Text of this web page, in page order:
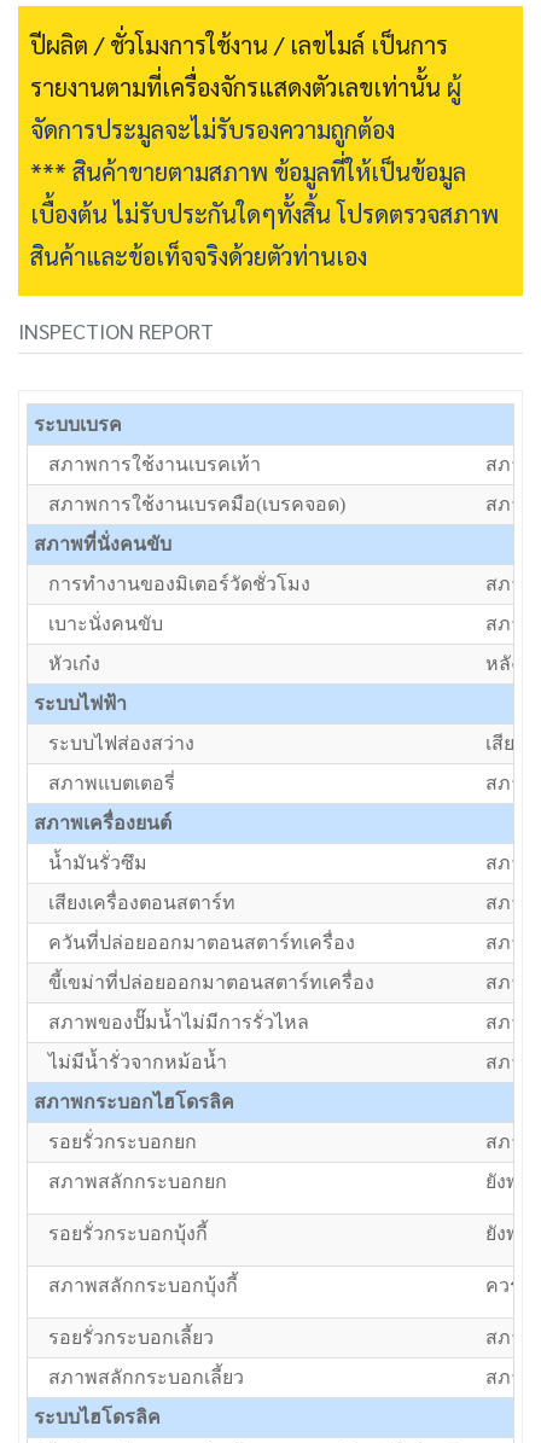
ปีผลิต / ชั่วโมงการใช้งาน / เลขไมล์ เป็นการ
รายงานตามที่เครื่องจักรแสดงตัวเลขเท่านั้น ผู้
จัดการประมูลจะไม่รับรองความถูกต้อง
*** สินค้าขายตามสภาพ ข้อมูลที่ให้เป็นข้อมูล
เบื้องต้น ไม่รับประกันใดๆทั้งสิ้น โปรดตรวจสภาพ
สินค้าและข้อเท็จจริงด้วยตัวท่านเอง
INSPECTION REPORT
ระบบเบรค
สภาพการใช้งานเบรคเท้า
สภาพ
สภาพการใช้งานเบรคมือ(เบรคจอด)
สภาพ
สภาพที่นั่งคนขับ
การทำงานของมิเตอร์วัดชั่วโมง
สภาพ
เบาะนั่งคนขับ
สภาพ
หัวเก๋ง
หลังค
ระบบไฟฟ้า
ระบบไฟส่องสว่าง
เสีย/ต้
สภาพแบตเตอรี่
สภาพ
สภาพเครื่องยนต์
น้ำมันรั่วซึม
สภาพ
เสียงเครื่องตอนสตาร์ท
สภาพ
ควันที่ปล่อยออกมาตอนสตาร์ทเครื่อง
สภาพ
ขี้เขม่าที่ปล่อยออกมาตอนสตาร์ทเครื่อง
สภาพ
สภาพของปั๊มน้ำไม่มีการรั่วไหล
สภาพ
ไม่มีน้ำรั่วจากหม้อน้ำ
สภาพ
สภาพกระบอกไฮโดรลิค
รอยรั่วกระบอกยก
สภาพ
สภาพสลักกระบอกยก
ยังพอ
รอยรั่วกระบอกบุ้งกี้ ยังพอ
สภาพสลักกระบอกบุ้งกี้ ควรซ่
รอยรั่วกระบอกเลี้ยว
สภาพ
สภาพสลักกระบอกเลี้ยว
สภาพ
ระบบไฮโดรลิค